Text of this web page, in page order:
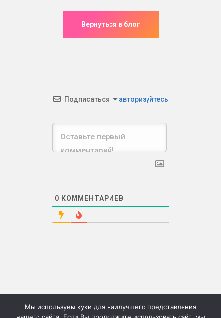
Подписаться авторизуйтесь
0 КОММЕНТАРИЕВ
Мы используем куки для наилучшего представления